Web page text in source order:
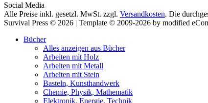
Social Media
Alle Preise inkl. gesetzl. MwSt. zzgl. Versandkosten. Die
Survival Press © 2026 | Template © 2009-2026 by modified
Bücher
Alles anzeigen aus Bücher
Arbeiten mit Holz
Arbeiten mit Metall
Arbeiten mit Stein
Basteln, Kunsthandwerk
Chemie, Physik, Mathematik
Elektronik, Energie, Technik